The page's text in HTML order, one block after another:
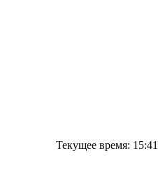
Текущее время: 15:41